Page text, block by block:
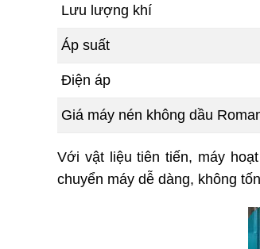
Lưu lượng khí
Áp suất
Điện áp
Giá máy nén không dầu
Với vật liệu tiên tiến, máy
chuyển máy dễ dàng, không